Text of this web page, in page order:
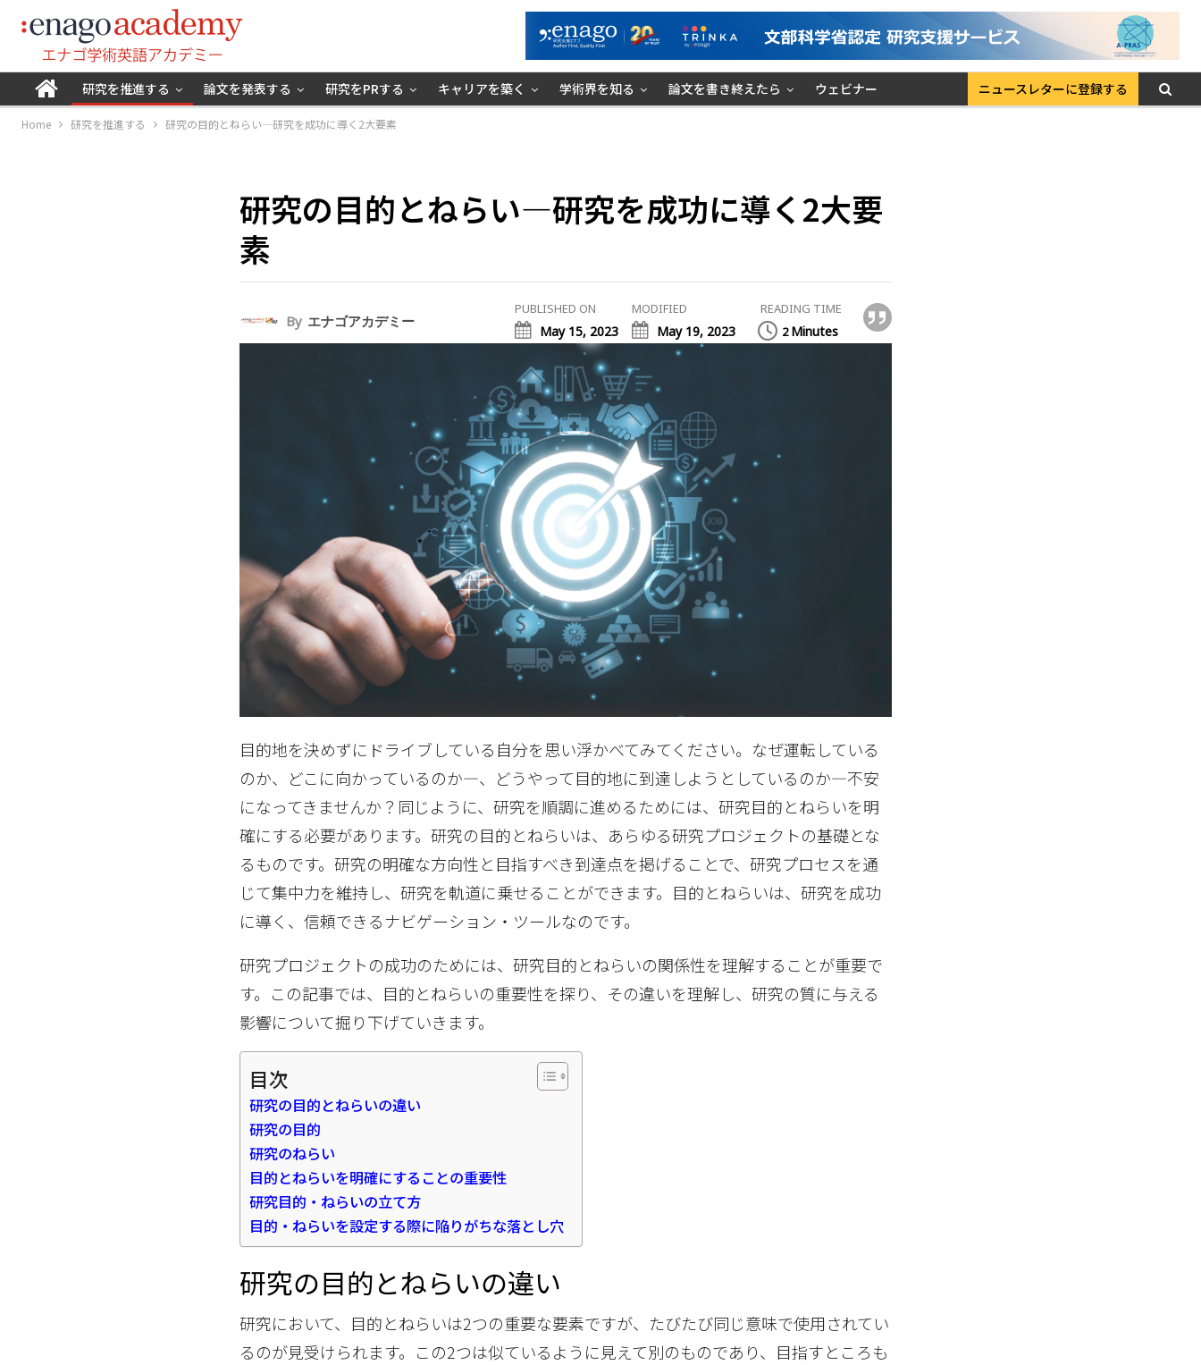
研究を推進する 論文を発表する 研究をPRする キャリアを築く 学術界を知る 論文を書き終えたら ウェビナー ニュースレターに登録する
Home 研究を推進する 研究の目的とねらい―研究を成功に導く2大要素
研究の目的とねらい―研究を成功に導く2大要
素
READING TIME
2 Minutes
By エナゴアカデミー
MODIFIED
May 19, 2023
PUBLISHED ON
May 15, 2023
目的地を決めずにドライブしている自分を思い浮かべてみてください。なぜ運転している
のか、どこに向かっているのか―、どうやって目的地に到達しようとしているのか―不安
になってきませんか？同じように、研究を順調に進めるためには、研究目的とねらいを明
確にする必要があります。研究の目的とねらいは、あらゆる研究プロジェクトの基礎とな
るものです。研究の明確な方向性と目指すべき到達点を掲げることで、研究プロセスを通
じて集中力を維持し、研究を軌道に乗せることができます。目的とねらいは、研究を成功
に導く、信頼できるナビゲーション・ツールなのです。
研究プロジェクトの成功のためには、研究目的とねらいの関係性を理解することが重要で
す。この記事では、目的とねらいの重要性を探り、その違いを理解し、研究の質に与える
影響について掘り下げていきます。
目次
研究の目的とねらいの違い
研究の目的
研究のねらい
目的とねらいを明確にすることの重要性
研究目的・ねらいの立て方
目的・ねらいを設定する際に陥りがちな落とし穴
研究の目的とねらいの違い
研究において、目的とねらいは2つの重要な要素ですが、たびたび同じ意味で使用されてい
るのが見受けられます。この2つは似ているように見えて別のものであり、目指すところも